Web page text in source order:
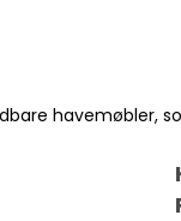
havemøbler,